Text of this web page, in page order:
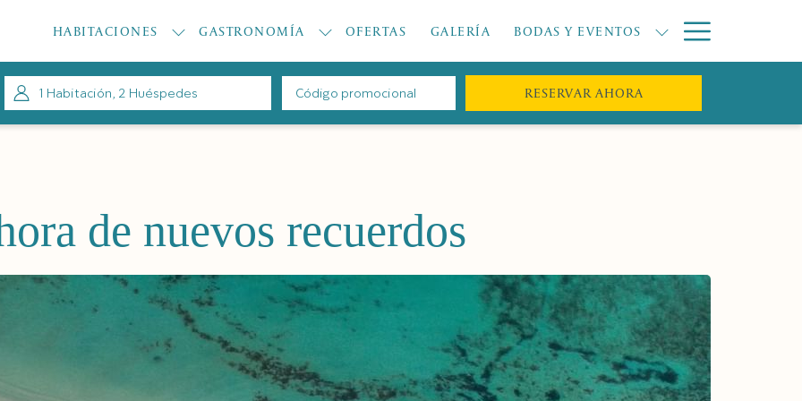
HABITACIONES GASTRONOMÍA OFERTAS GALERÍA BODAS Y EVENTOS
Menu
1 Habitación, 2 Huéspedes
Código
promocional
RESERVAR AHORA
de nuevos recuerdos